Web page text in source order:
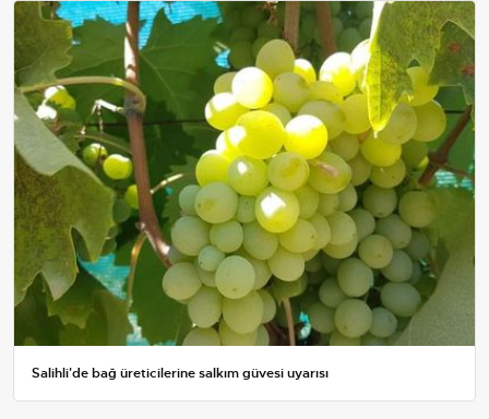
Salihli'de bağ üreticilerine salkım güvesi uyarısı